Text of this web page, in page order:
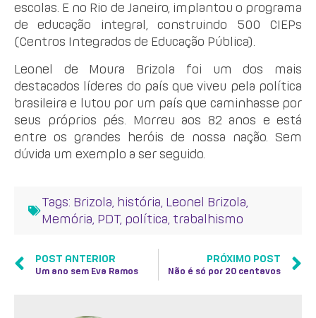
escolas. E no Rio de Janeiro, implantou o programa
de educação integral, construindo 500 CIEPs
(Centros Integrados de Educação Pública).
Leonel de Moura Brizola foi um dos mais
destacados líderes do país que viveu pela política
brasileira e lutou por um país que caminhasse por
seus próprios pés. Morreu aos 82 anos e está
entre os grandes heróis de nossa nação. Sem
dúvida um exemplo a ser seguido.
Tags: Brizola história Leonel Brizola
Memória PDT, política trabalhismo
POST ANTERIOR
Um ano sem Eva Ramos
PRÓXIMO POST
Não é só por 20 centavos